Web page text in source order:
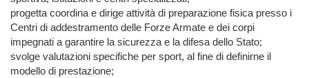
progetta coordina e dirige attività di preparazione fisica presso i
Centri di addestramento delle Forze Armate e dei corpi
impegnati a garantire la sicurezza e la difesa dello Stato;
svolge valutazioni specifiche per sport, al fine di definirne il
modello di prestazione;